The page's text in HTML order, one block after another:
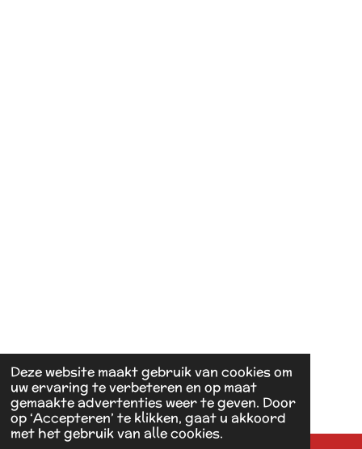
Deze website maakt gebruik van cookies om
uw ervaring te verbeteren en op maat
gemaakte advertenties weer te geven. Door
op ‘Accepteren’ te klikken, gaat u akkoord
met het gebruik van alle cookies.